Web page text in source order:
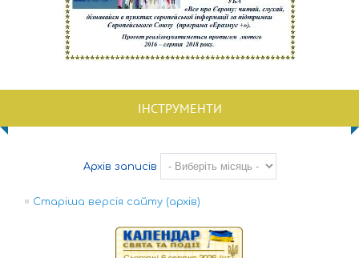
ІНСТРУМЕНТИ
Архів записів
Старіша версія сайту (архів)